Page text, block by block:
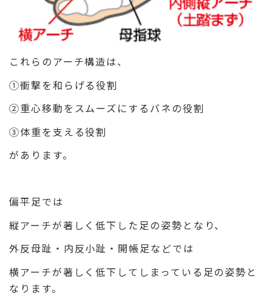
これらのアーチ構造は、
①衝撃を和らげる役割
②重心移動をスムーズにするバネの役割
③体重を支える役割
があります。
偏平足では
縦アーチが著しく低下した足の姿勢となり、
外反母趾・内反小趾・開帳足などでは
横アーチが著しく低下してしまっている足の姿勢と
なります。